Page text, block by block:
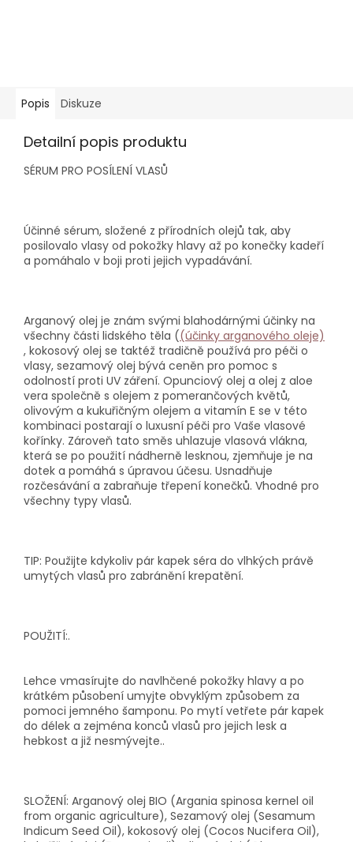
Popis Diskuze
Detailní popis produktu
SÉRUM PRO POSÍLENÍ VLASŮ
Účinné sérum, složené z přírodních olejů tak, aby
posilovalo vlasy od pokožky hlavy až po konečky kadeří
a pomáhalo v boji proti jejich vypadávání.
Arganový olej je znám svými blahodárnými účinky na
všechny části lidského těla ((účinky arganového oleje)
, kokosový olej se taktéž tradičně používá pro péči o
vlasy, sezamový olej bývá ceněn pro pomoc s
odolností proti UV záření. Opunciový olej a olej z aloe
vera společně s olejem z pomerančových květů,
olivovým a kukuřičným olejem a vitamín E se v této
kombinaci postarají o luxusní péči pro Vaše vlasové
kořínky. Zároveň tato směs uhlazuje vlasová vlákna,
která se po použití nádherně lesknou, zjemňuje je na
dotek a pomáhá s úpravou účesu. Usnadňuje
rozčesávání a zabraňuje třepení konečků. Vhodné pro
všechny typy vlasů.
TIP: Použijte kdykoliv pár kapek séra do vlhkých právě
umytých vlasů pro zabránění krepatění.
POUŽITÍ:.
Lehce vmasírujte do navlhčené pokožky hlavy a po
krátkém působení umyjte obvyklým způsobem za
pomoci jemného šamponu. Po mytí vetřete pár kapek
do délek a zejména konců vlasů pro jejich lesk a
hebkost a již nesmývejte..
SLOŽENÍ: Arganový olej BIO (Argania spinosa kernel oil
from organic agriculture), Sezamový olej (Sesamum
Indicum Seed Oil), kokosový olej (Cocos Nucifera Oil),